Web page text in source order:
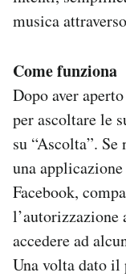
AREA
Regala il Post
Hai bisogno di
Esci
musica
Come funziona
Dopo aver
per ascoltare le
su “Ascolta”.
una
Facebook,
accedere ad
Una volta dato il